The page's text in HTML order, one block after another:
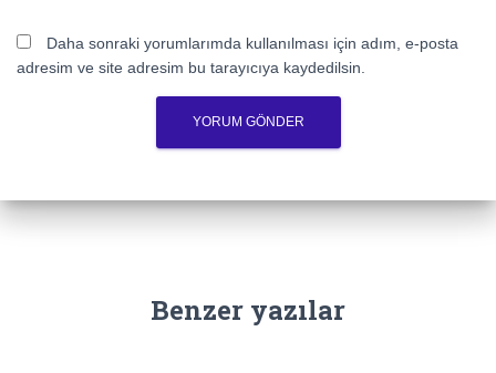
Daha sonraki yorumlarımda kullanılması için adım, e-posta
adresim ve site adresim bu tarayıcıya kaydedilsin.
Benzer yazılar